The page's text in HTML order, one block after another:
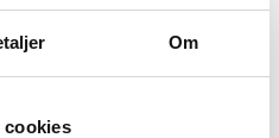
Om
cookies
den robuste konstruktion
udskiftning. Kombinationen
resistens gør ét fad